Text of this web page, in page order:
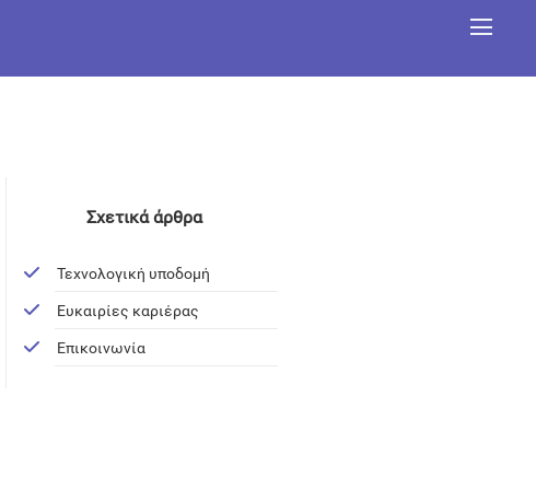
Σχετικά άρθρα
Τεχνολογική υποδομή
Ευκαιρίες καριέρας
Επικοινωνία